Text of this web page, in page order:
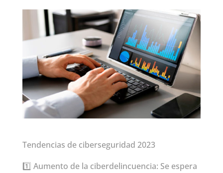
Tendencias de ciberseguridad 2023
1️⃣ Aumento de la ciberdelincuencia: Se espera